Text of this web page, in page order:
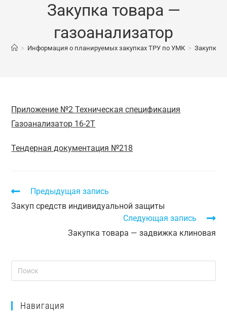
Закупка товара —
газоанализатор
> Информация о планируемых закупках ТРУ по УМК > Закупка
Приложение №2 Техническая спецификация
Газоанализатор 16-2Т
Тендерная документация №218
Предыдущая запись
Закуп средств индивидуальной защиты
Следующая запись
Закупка товара — задвижка клиновая
Навигация